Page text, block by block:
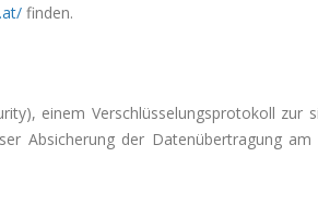
finden.
einem Verschlüsselungsprotokoll zur
Absicherung der Datenübertragung am